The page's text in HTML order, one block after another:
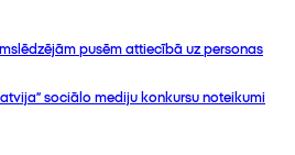
pusēm attiecībā uz personas
sociālo mediju konkursu noteikumi